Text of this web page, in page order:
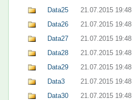
Data25
21.07.2015 19:48
Data26
21.07.2015 19:48
Data27
21.07.2015 19:48
Data28
21.07.2015 19:48
Data29
21.07.2015 19:48
Data3
21.07.2015 19:48
Data30
21.07.2015 19:48